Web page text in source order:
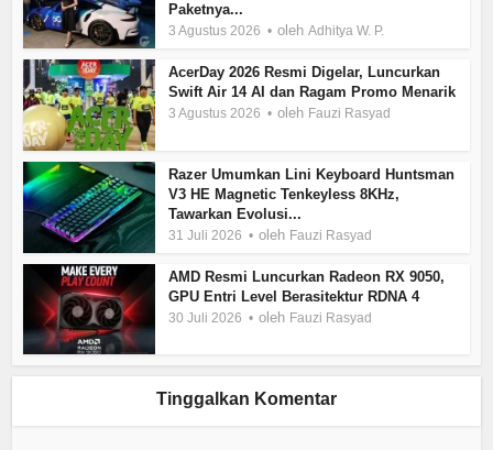
Paketnya...
3 Agustus 2026 olehAdhitya W. P.
AcerDay 2026 Resmi Digelar, Luncurkan
Swift Air 14 AI dan Ragam Promo Menarik
3 Agustus 2026 oleh Fauzi Rasyad
Razer Umumkan Lini Keyboard Huntsman
V3 HE Magnetic Tenkeyless 8KHz,
Tawarkan Evolusi...
31 Juli 2026 oleh Fauzi Rasyad
AMD Resmi Luncurkan Radeon RX 9050,
GPU Entri Level Berasitektur RDNA 4
30 Juli 2026 oleh Fauzi Rasyad
Tinggalkan Komentar